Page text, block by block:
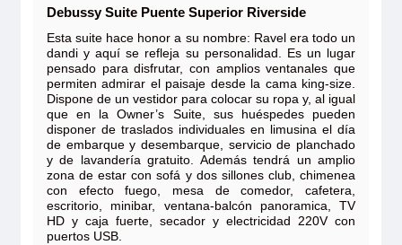
Debussy Suite Puente Superior Riverside
Esta suite hace honor a su nombre: Ravel era todo un
dandi y aquí se refleja su personalidad. Es un lugar
pensado para disfrutar, con amplios ventanales que
permiten admirar el paisaje desde la cama king-size.
Dispone de un vestidor para colocar su ropa y, al igual
que en la Owner’s Suite, sus huéspedes pueden
disponer de traslados individuales en limusina el día
de embarque y desembarque, servicio de planchado
y de lavandería gratuito. Además tendrá un amplio
zona de estar con sofá y dos sillones club, chimenea
con efecto fuego, mesa de comedor, cafetera,
escritorio, minibar, ventana-balcón panoramica, TV
HD y caja fuerte, secador y electricidad 220V con
puertos USB.